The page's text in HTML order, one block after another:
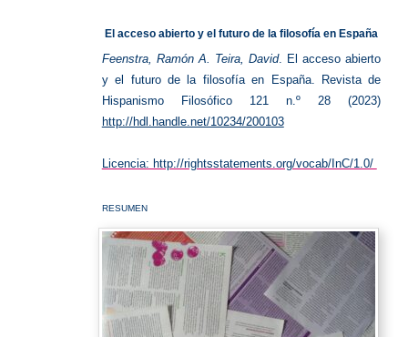
El acceso abierto y el futuro de la filosofía en España
Feenstra, Ramón A. Teira, David. El acceso abierto
y el futuro de la filosofía en España. Revista de
Hispanismo Filosófico 121 n.º 28 (2023)
http://hdl.handle.net/10234/200103
Licencia: http://rightsstatements.org/vocab/InC/1.0/
RESUMEN